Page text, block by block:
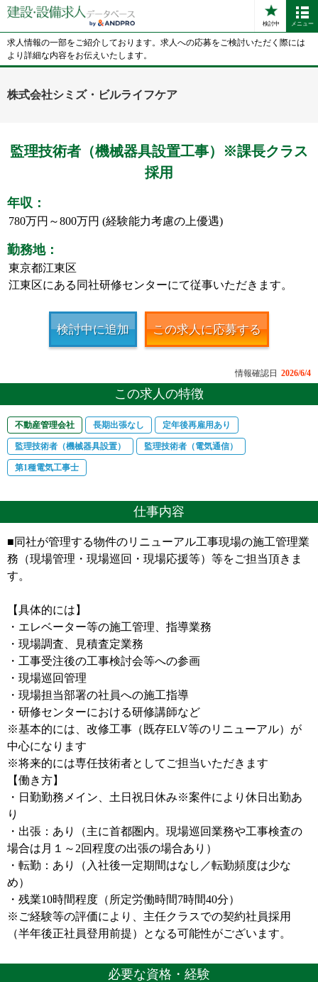
検討中 メニュー
求人情報の一部をご紹介しております。求人への応募をご検討いただく際には
より詳細な内容をお伝えいたします。
株式会社シミズ・ビルライフケア
監理技術者（機械器具設置工事）※課長クラス
採用
年収：
780万円～800万円 (経験能力考慮の上優遇)
勤務地：
東京都江東区
江東区にある同社研修センターにて従事いただきます。
検討中に追加 この求人に応募する
情報確認日 2026/6/4
この求人の特徴
不動産管理会社 長期出張なし 定年後再雇用あり
監理技術者（機械器具設置） 監理技術者（電気通信）
第1種電気工事士
仕事内容
■同社が管理する物件のリニューアル工事現場の施工管理業
務（現場管理・現場巡回・現場応援等）等をご担当頂きま
す。
【具体的には】
・エレベーター等の施工管理、指導業務
・現場調査、見積査定業務
・工事受注後の工事検討会等への参画
・現場巡回管理
・現場担当部署の社員への施工指導
・研修センターにおける研修講師など
※基本的には、改修工事（既存ELV等のリニューアル）が
中心になります
※将来的には専任技術者としてご担当いただきます
【働き方】
・日勤勤務メイン、土日祝日休み※案件により休日出勤あ
り
・出張：あり（主に首都圏内。現場巡回業務や工事検査の
場合は月１～2回程度の出張の場合あり）
・転勤：あり（入社後一定期間はなし／転勤頻度は少な
め）
・残業10時間程度（所定労働時間7時間40分）
※ご経験等の評価により、主任クラスでの契約社員採用
（半年後正社員登用前提）となる可能性がございます。
必要な資格・経験